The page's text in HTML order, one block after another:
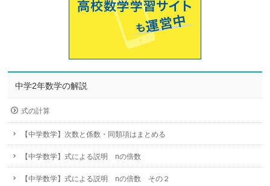
中学2年数学の解説
式の計算
【中学数学】次数と係数・同類項はまとめる
【中学数学】式による説明 nの倍数
【中学数学】式による説明 nの倍数 その２